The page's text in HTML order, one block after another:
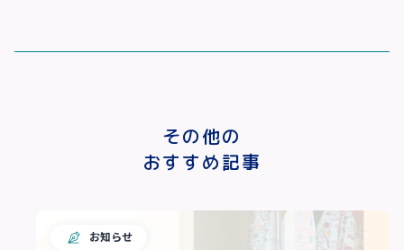
その他の
おすすめ記事
お知らせ